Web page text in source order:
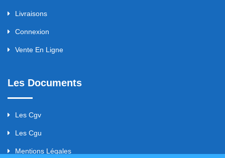
Livraisons
Connexion
Vente En Ligne
Les Documents
Les Cgv
Les Cgu
Mentions Légales